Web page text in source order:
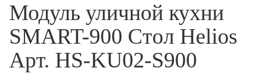
Модуль уличной кухни
SMART-900 Стол Helios
Арт. HS-KU02-S900